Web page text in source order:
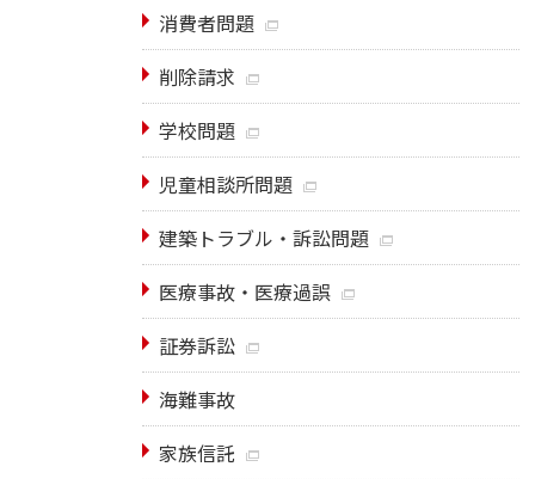
消費者問題
削除請求
学校問題
児童相談所問題
建築トラブル・訴訟問題
医療事故・医療過誤
証券訴訟
海難事故
家族信託